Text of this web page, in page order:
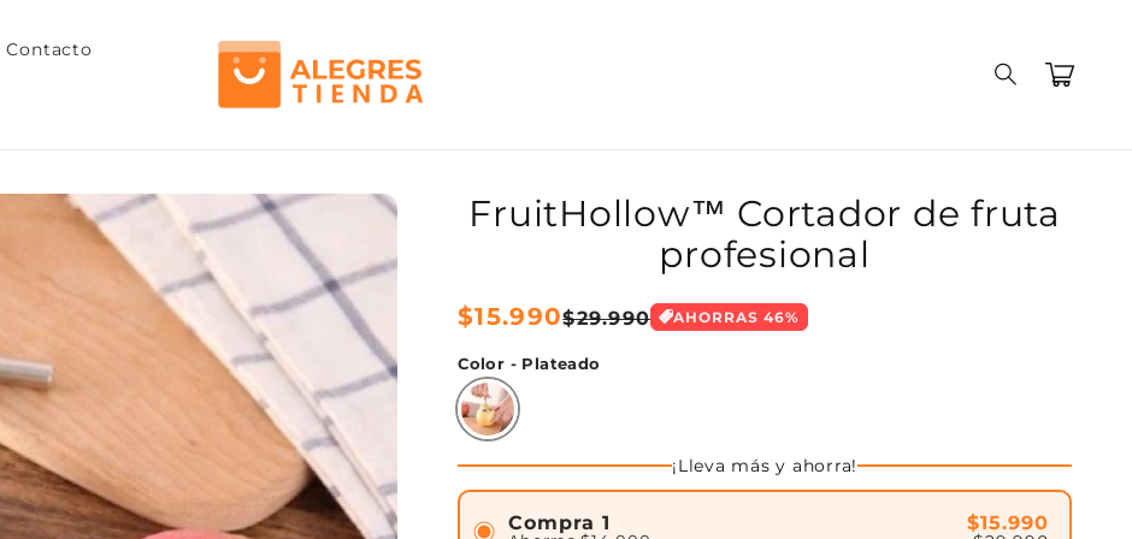
Contacto
Carrito
FruitHollow™ Cortador de fruta
profesional
Precio
habitual
$15.990
Precio
de
oferta
$29.990 AHORRAS46%
Color - Plateado
¡Lleva más y ahorra!
Compra 1 $15.990